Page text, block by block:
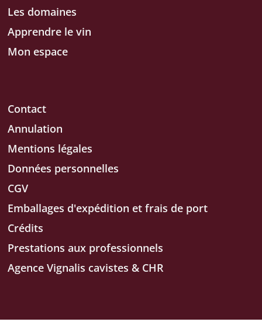
Les domaines
Apprendre le vin
Mon espace
Contact
Annulation
Mentions légales
Données personnelles
CGV
Emballages d'expédition et frais de port
Crédits
Prestations aux professionnels
Agence Vignalis cavistes & CHR